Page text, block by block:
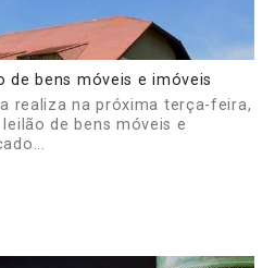
de bens móveis e imóveis
realiza na próxima terça-feira,
de bens móveis e